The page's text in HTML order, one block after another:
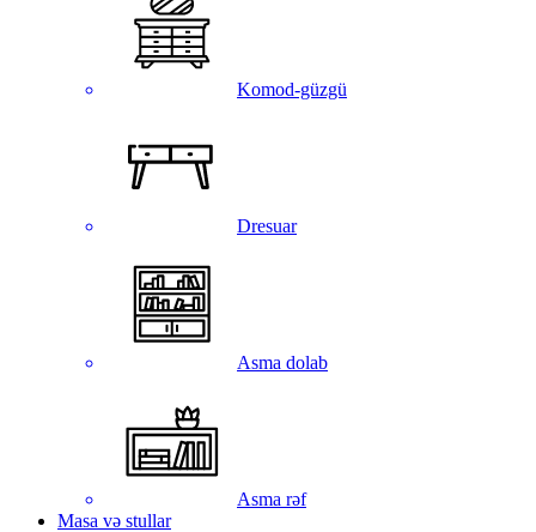
Komod-güzgü
Dresuar
Asma dolab
Asma rəf
Masa və stullar